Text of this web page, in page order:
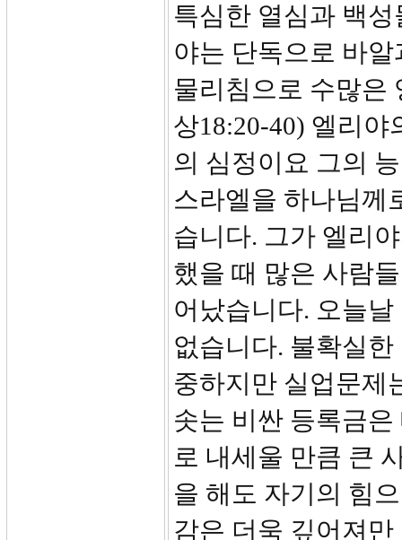
특심한 열심과 백
야는 단독으로 바
물리침으로 수많은
상18:20-40) 엘리
의 심정이요 그의
스라엘을 하나님께
습니다. 그가 엘리
했을 때 많은 사람
어났습니다. 오늘
없습니다. 불확실
중하지만 실업문제
솟는 비싼 등록금
로 내세울 만큼 큰
을 해도 자기의 힘
감은 더욱 깊어져